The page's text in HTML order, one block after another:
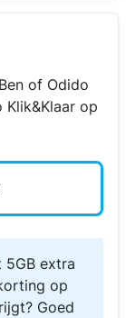
of Odido
op
extra
op
Goed